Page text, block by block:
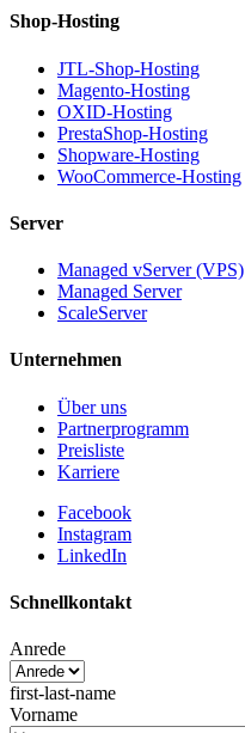
Shop-Hosting
JTL-Shop-Hosting
Magento-Hosting
OXID-Hosting
PrestaShop-Hosting
Shopware-Hosting
WooCommerce-Hosting
Server
Managed vServer (VPS)
Managed Server
ScaleServer
Unternehmen
Über uns
Partnerprogramm
Preisliste
Karriere
Facebook
Instagram
LinkedIn
Schnellkontakt
Anrede
first-last-name
Vorname